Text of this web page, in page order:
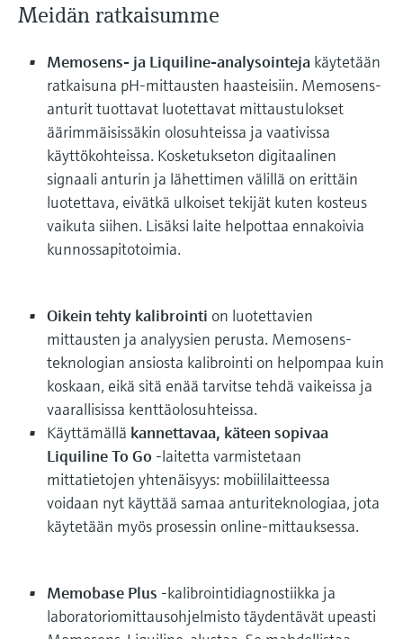
Meidän ratkaisumme
Memosens- ja Liquiline-analysointeja käytetään
ratkaisuna pH-mittausten haasteisiin. Memosens-
anturit tuottavat luotettavat mittaustulokset
äärimmäisissäkin olosuhteissa ja vaativissa
käyttökohteissa. Kosketukseton digitaalinen
signaali anturin ja lähettimen välillä on erittäin
luotettava, eivätkä ulkoiset tekijät kuten kosteus
vaikuta siihen. Lisäksi laite helpottaa ennakoivia
kunnossapitotoimia.
Oikein tehty kalibrointi on luotettavien
mittausten ja analyysien perusta. Memosens-
teknologian ansiosta kalibrointi on helpompaa kuin
koskaan, eikä sitä enää tarvitse tehdä vaikeissa ja
vaarallisissa kenttäolosuhteissa.
Käyttämällä kannettavaa, käteen sopivaa
Liquiline To Go -laitetta varmistetaan
mittatietojen yhtenäisyys: mobiililaitteessa
voidaan nyt käyttää samaa anturiteknologiaa, jota
käytetään myös prosessin online-mittauksessa.
Memobase Plus -kalibrointidiagnostiikka ja
laboratoriomittausohjelmisto täydentävät upeasti